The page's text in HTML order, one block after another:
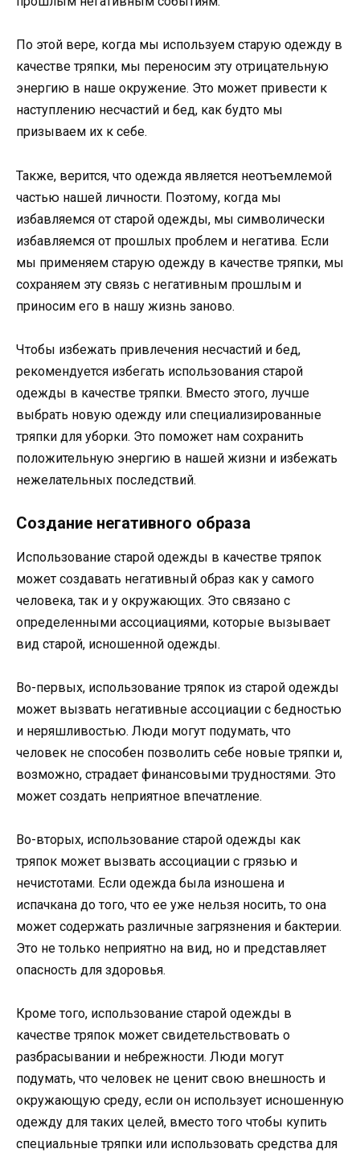
По этой вере, когда мы используем старую одежду в
качестве тряпки, мы переносим эту отрицательную
энергию в наше окружение. Это может привести к
наступлению несчастий и бед, как будто мы
призываем их к себе.
Также, верится, что одежда является неотъемлемой
частью нашей личности. Поэтому, когда мы
избавляемся от старой одежды, мы символически
избавляемся от прошлых проблем и негатива. Если
мы применяем старую одежду в качестве тряпки, мы
сохраняем эту связь с негативным прошлым и
приносим его в нашу жизнь заново.
Чтобы избежать привлечения несчастий и бед,
рекомендуется избегать использования старой
одежды в качестве тряпки. Вместо этого, лучше
выбрать новую одежду или специализированные
тряпки для уборки. Это поможет нам сохранить
положительную энергию в нашей жизни и избежать
нежелательных последствий.
Создание негативного образа
Использование старой одежды в качестве тряпок
может создавать негативный образ как у самого
человека, так и у окружающих. Это связано с
определенными ассоциациями, которые вызывает
вид старой, исношенной одежды.
Во-первых, использование тряпок из старой одежды
может вызвать негативные ассоциации с бедностью
и неряшливостью. Люди могут подумать, что
человек не способен позволить себе новые тряпки и,
возможно, страдает финансовыми трудностями. Это
может создать неприятное впечатление.
Во-вторых, использование старой одежды как
тряпок может вызвать ассоциации с грязью и
нечистотами. Если одежда была изношена и
испачкана до того, что ее уже нельзя носить, то она
может содержать различные загрязнения и бактерии.
Это не только неприятно на вид, но и представляет
опасность для здоровья.
Кроме того, использование старой одежды в
качестве тряпок может свидетельствовать о
разбрасывании и небрежности. Люди могут
подумать, что человек не ценит свою внешность и
окружающую среду, если он использует исношенную
одежду для таких целей, вместо того чтобы купить
специальные тряпки или использовать средства для